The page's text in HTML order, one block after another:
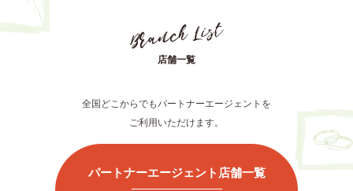
店舗一覧
全国どこからでもパートナーエージェントを
ご利用いただけます。
パートナーエージェント店舗一覧